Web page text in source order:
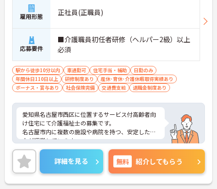
雇用形態 正社員(正職員)
応募要件
■介護職員初任者研修（ヘルパー2級）以上
必須
駅から徒歩10分以内 車通勤可 住宅手当・補助
日勤のみ
年間休日110日以上
研修制度あり
産休･育休･介護休暇取得実績あり
ボーナス・賞与あり
社会保険完備 交通費支給 退職金制度あり
愛知県名古屋市西区に位置するサービス付高齢者向
け住宅にて介護福祉士の募集です。
名古屋市内に複数の施設や病院を持つ、安定した法
人が運営しています。
地域の医療機関と連携し、通院や入院など必要な医
療を、利用者に提供出来る体制が整っていますの
で、安心して介護のお仕事ができます。
ぬくもあは介護業界ではめずらしく「ぬくもあカレ
ッジ」という研修専用の施設を作ってしまうほど人
詳細を見る 無料 紹介してもらう